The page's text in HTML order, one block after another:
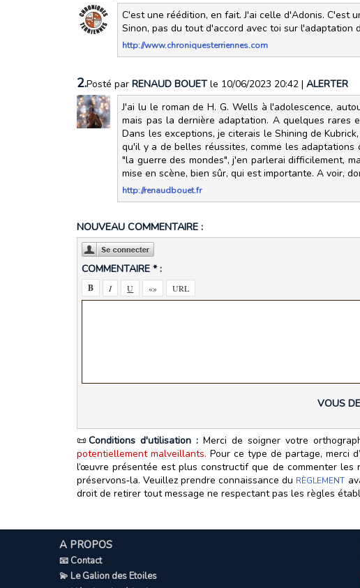
C'est une réédition, en fait. J'ai celle d'Adonis. C'est
Sinon, pas du tout d'accord avec toi sur
http://www.chroniquesterriennes.com
2.Posté par RENAUD BOUETle 10/06/2023 20:42 | ALERTER
J'ai lu le roman de H. G. Wells à l'adolescence,
mais pas la dernière adaptation. A quelques
Dans les exceptions, je citerais le Shining de
qu'il y a de belles réussites, comme les
"la guerre des mondes", j'en parlerai difficilement,
mise en scène, bien sûr, qui est importante. A voir,
http://renaudbouet.fr
NOUVEAU COMMENTAIRE :
COMMENTAIRE * :
VOUS
📜Conditions d'utilisation :Merci de soigner votre
potentiellement malveillants. Pour ce type de partage, merci
l’œuvre présentée est plus constructif que de commenter
préservons‑la. Veuillez prendre connaissance du RÈGLEMENT
droit de retirer tout message ne respectant pas les règles
A PROPOS
📧 Contact
💫 Le Galion des Etoiles